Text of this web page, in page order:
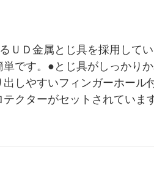
ＵＤ金属とじ具を採用して
です。●とじ具がしっかり
出しやすいフィンガーホー
クターがセットされてい